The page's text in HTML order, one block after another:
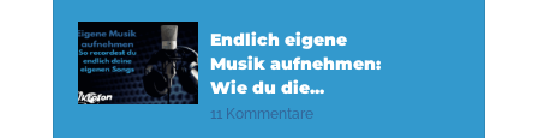
Endlich eigene
Musik aufnehmen:
Wie du die...
11 Kommentare